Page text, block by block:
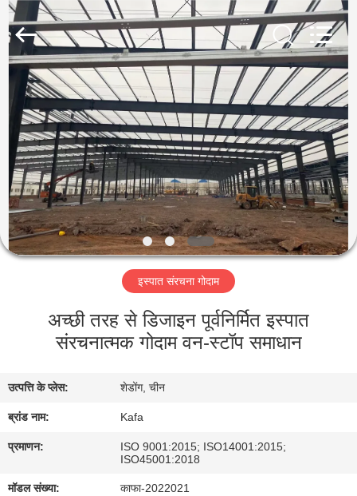
घर
उत्पाद
वीडियो
वीआर
शो
कारखाने
का
दौरा
Qingdao
KaFa
Fabrication
Co.,
Ltd..
Rights
Reserved.
इस्पात संरचना गोदाम
अच्छी तरह से डिजाइन पूर्वनिर्मित इस्पात
संरचनात्मक गोदाम वन-स्टॉप समाधान
उत्पत्ति के प्लेस: शेडोंग, चीन
ब्रांड नाम: Kafa
प्रमाणन:
ISO 9001:2015; ISO14001:2015;
ISO45001:2018
मॉडल संख्या: काफा-2022021